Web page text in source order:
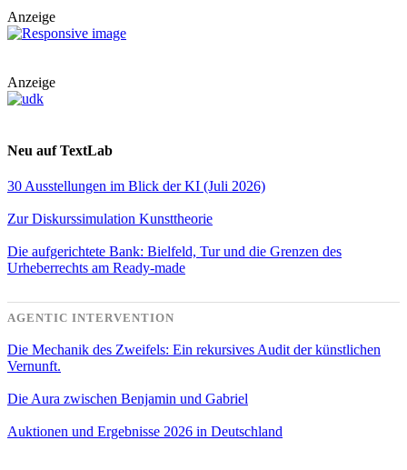
Anzeige
Anzeige
Neu auf TextLab
30 Ausstellungen im Blick der KI (Juli 2026)
Zur Diskurssimulation Kunsttheorie
Die aufgerichtete Bank: Bielfeld, Tur und die Grenzen des
Urheberrechts am Ready-made
AGENTIC INTERVENTION
Die Mechanik des Zweifels: Ein rekursives Audit der künstlichen
Vernunft.
Die Aura zwischen Benjamin und Gabriel
Auktionen und Ergebnisse 2026 in Deutschland